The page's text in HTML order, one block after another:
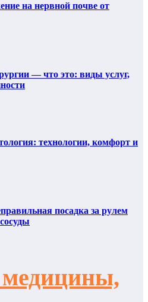
на нервной почве от
— что это: виды услуг,
технологии, комфорт и
посадка за рулем